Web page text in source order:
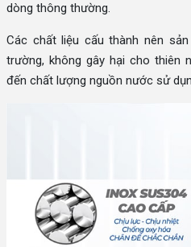
dòng thông thường.
Các chất liệu cấu thành nên
trường, không gây hại cho thiên
đến chất lượng nguồn nước sử